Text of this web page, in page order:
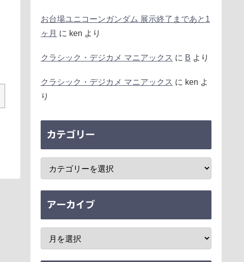
お台場ユニコーンガンダム 展示終了まであと1
ヶ月 に ken より
クラシック・デジカメ マニアックス に B より
クラシック・デジカメ マニアックス に ken よ
り
カテゴリー
アーカイブ